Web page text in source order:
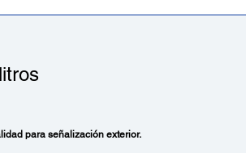
para señalización exterior.